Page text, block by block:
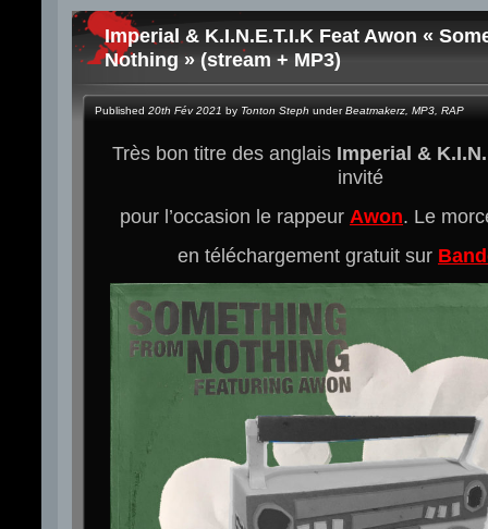
Imperial & K.I.N.E.T.I.K Feat Awon «
Nothing » (stream + MP3)
Published 20th Fév 2021 by Tonton Steph underBeatmakerz MP3 RAP
Très bon titre des anglais Imperial &
invité
pour l’occasion le rappeur Awon. Le
en téléchargement gratuit sur